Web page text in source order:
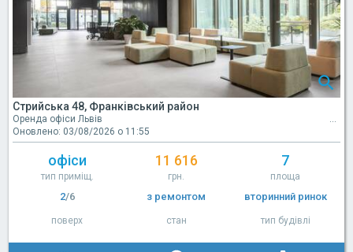
Стрийська 48, Франківський район
Оренда офіси Львів
Оновлено: 03/08/2026 о 11:55
офіси
тип приміщ.
11 616
грн.
7
площа
2/6
поверх
з ремонтом
стан
вторинний ринок
тип будівлі